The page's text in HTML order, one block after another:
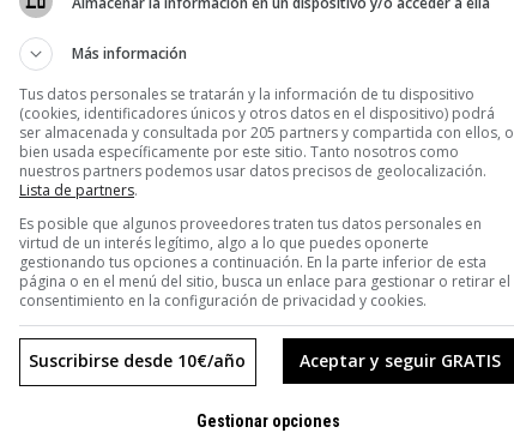
se trata de un elemento (P, en la tabla periódica)
concierne a nosotros, el fósforo es el segundo mineral
Si no ingerimos entre 800 y 1200 miligramos diarios de
170 millones de toneladas de fosfato de la
Cada tonelada de fosfatos produce 130 toneladas de
para todos.
Occidental en 1975, arrebatando su territorio (y sus
en el protectorado español: “Desde luego no vinieron por
Polisario en Euskadi,Lih Beiruk. El principal motivo era la
de las riquezas del Sáhara Occidental, unos 4800
, deWestern Sahara Resources Watch
de los recursos naturales del Sáhara por parte de
Más información
Tus datos personales se tratarán y la información de tu dispositivo
(cookies, identificadores únicos y otros datos en el dispositivo) podrá
ser almacenada y consultada por 205 partners y compartida con ellos, o
bien usada específicamente por este sitio. Tanto nosotros como
nuestros partners podemos usar datos precisos de geolocalización.
Lista de partners.
Es posible que algunos proveedores traten tus datos personales en
virtud de un interés legítimo, algo a lo que puedes oponerte
gestionando tus opciones a continuación. En la parte inferior de esta
página o en el menú del sitio, busca un enlace para gestionar o retirar el
consentimiento en la configuración de privacidad y cookies.
Aceptar y seguir GRATIS
Suscribirse desde 10€/año
Gestionar opciones